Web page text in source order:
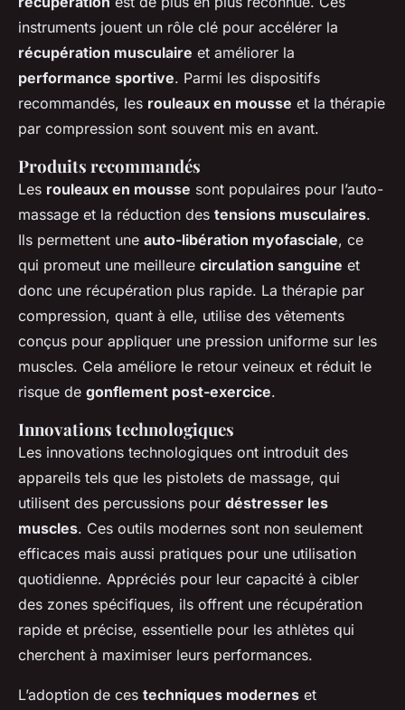
instruments jouent un rôle clé pour accélérer la
récupération musculaire et améliorer la
performance sportive. Parmi les dispositifs
recommandés, les rouleaux en mousse et la thérapie
par compression sont souvent mis en avant.
Produits recommandés
Les rouleaux en mousse sont populaires pour l’auto-
massage et la réduction des tensions musculaires.
Ils permettent une auto-libération myofasciale, ce
qui promeut une meilleure circulation sanguine et
donc une récupération plus rapide. La thérapie par
compression, quant à elle, utilise des vêtements
conçus pour appliquer une pression uniforme sur les
muscles. Cela améliore le retour veineux et réduit le
risque de gonflement post-exercice.
Innovations technologiques
Les innovations technologiques ont introduit des
appareils tels que les pistolets de massage, qui
utilisent des percussions pour déstresser les
muscles. Ces outils modernes sont non seulement
efficaces mais aussi pratiques pour une utilisation
quotidienne. Appréciés pour leur capacité à cibler
des zones spécifiques, ils offrent une récupération
rapide et précise, essentielle pour les athlètes qui
cherchent à maximiser leurs performances.
L’adoption de ces techniques modernes et